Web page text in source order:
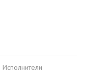
Исполнители